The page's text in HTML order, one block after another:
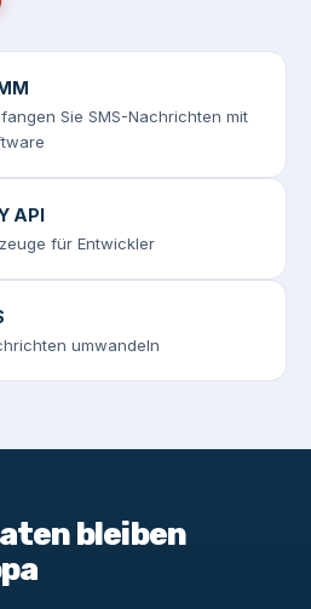
Sie SMS-Nachrichten mit
API
für Entwickler
umwandeln
bleiben